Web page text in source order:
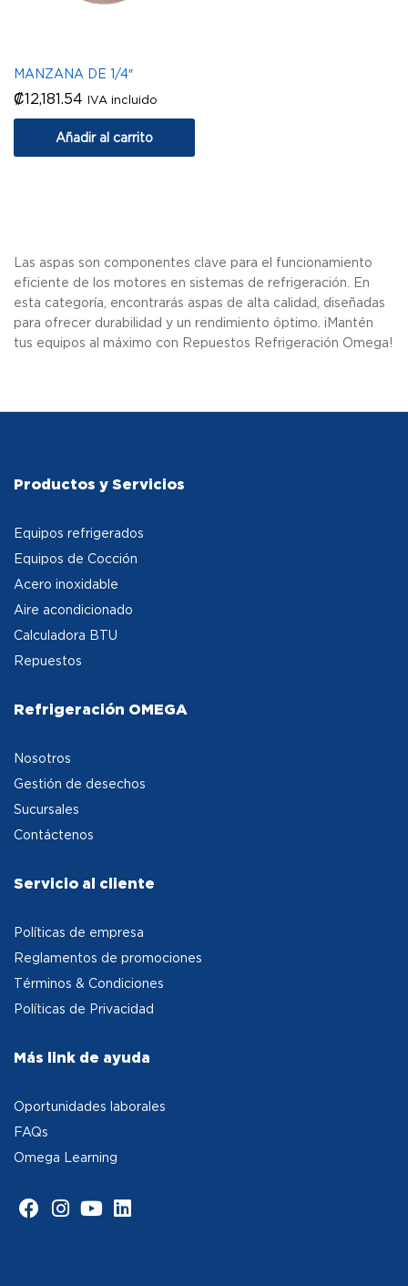
MANZANA DE 1/4″
₡12,181.54 IVA incluido
Añadir al carrito
Las aspas son componentes clave para el funcionamiento
eficiente de los motores en sistemas de refrigeración. En
esta categoría, encontrarás aspas de alta calidad, diseñadas
para ofrecer durabilidad y un rendimiento óptimo. ¡Mantén
tus equipos al máximo con Repuestos Refrigeración Omega!
Productos y Servicios
Equipos refrigerados
Equipos de Cocción
Acero inoxidable
Aire acondicionado
Calculadora BTU
Repuestos
Refrigeración OMEGA
Nosotros
Gestión de desechos
Sucursales
Contáctenos
Servicio al cliente
Políticas de empresa
Reglamentos de promociones
Términos & Condiciones
Políticas de Privacidad
Más link de ayuda
Oportunidades laborales
FAQs
Omega Learning